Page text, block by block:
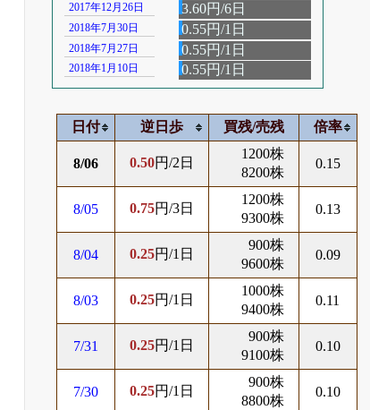
2017年12月26日 3.60円/6日
2018年7月30日 0.55円/1日
2018年7月27日 0.55円/1日
2018年1月10日 0.55円/1日
日付 逆日歩 買残/売残 倍率
8/06 0.50円/2日
1200株
8200株
0.15
8/05 0.75円/3日
1200株
9300株
0.13
8/04 0.25円/1日
900株
9600株
0.09
8/03 0.25円/1日
1000株
9400株
0.11
7/31 0.25円/1日
900株
9100株
0.10
7/30 0.25円/1日
900株
8800株
0.10